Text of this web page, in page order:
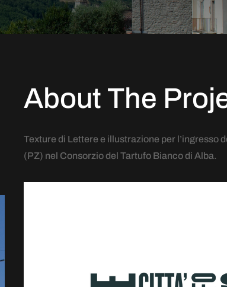
About The
Texture di Lettere e illustrazione per l’ingresso
(PZ) nel Consorzio del Tartufo Bianco di Alba.